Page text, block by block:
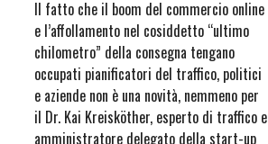
Il fatto che il boom del commercio online
e l’affollamento nel cosiddetto “ultimo
chilometro” della consegna tengano
occupati pianificatori del traffico, politici
e aziende non è una novità, nemmeno per
il Dr. Kai Kreisköther, esperto di traffico e
amministratore delegato della start-up